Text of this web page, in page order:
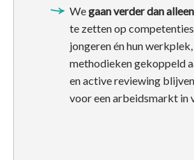
Wegaan verder dan
te zetten op
jongeren én hun
methodieken gekoppeld
en active reviewing
voor een arbeidsmarkt in